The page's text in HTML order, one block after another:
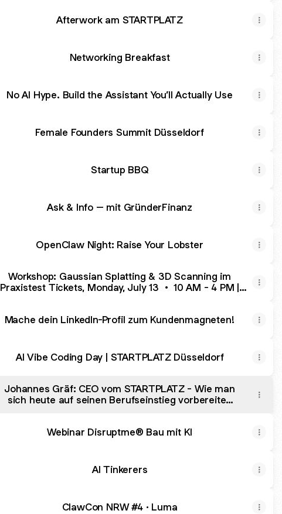
Afterwork am STARTPLATZ
Networking Breakfast
No AI Hype. Build the Assistant You’ll Actually Use
Female Founders Summit Düsseldorf
Startup BBQ
Ask & Info – mit GründerFinanz
OpenClaw Night: Raise Your Lobster
Workshop: Gaussian Splatting & 3D Scanning im
Praxistest Tickets, Monday, July 13 • 10 AM - 4 PM |
Mache dein LinkedIn-Profil zum Kundenmagneten!
AI Vibe Coding Day | STARTPLATZ Düsseldorf
Johannes Gräf: CEO vom STARTPLATZ - Wie man
sich heute auf seinen Berufseinstieg vorbereiten
Geschäftsidee getrieben werden. - Generation
Webinar Disruptme® Bau mit KI
AI Tinkerers
ClawCon NRW #4 · Luma